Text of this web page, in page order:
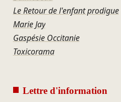
Le Retour de l'enfant prodigue
Marie Jay
Gaspésie Occitanie
Toxicorama
Lettre d'information